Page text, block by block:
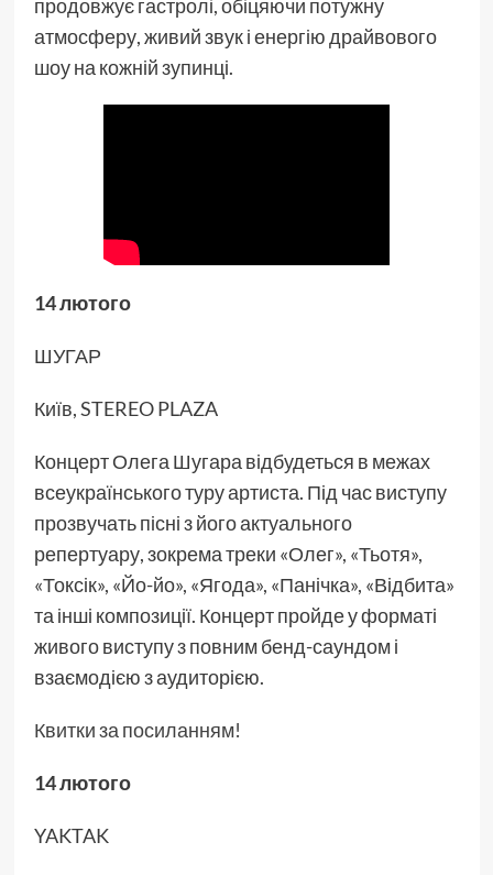
продовжує гастролі, обіцяючи потужну
атмосферу, живий звук і енергію драйвового
шоу на кожній зупинці.
14 лютого
ШУГАР
Київ, STEREO PLAZA
Концерт Олега Шугара відбудеться в межах
всеукраїнського туру артиста. Під час виступу
прозвучать пісні з його актуального
репертуару, зокрема треки «Олег», «Тьотя»,
«Токсік», «Йо-йо», «Ягода», «Панічка», «Відбита»
та інші композиції. Концерт пройде у форматі
живого виступу з повним бенд-саундом і
взаємодією з аудиторією.
Квитки за посиланням!
14 лютого
YAKTAK